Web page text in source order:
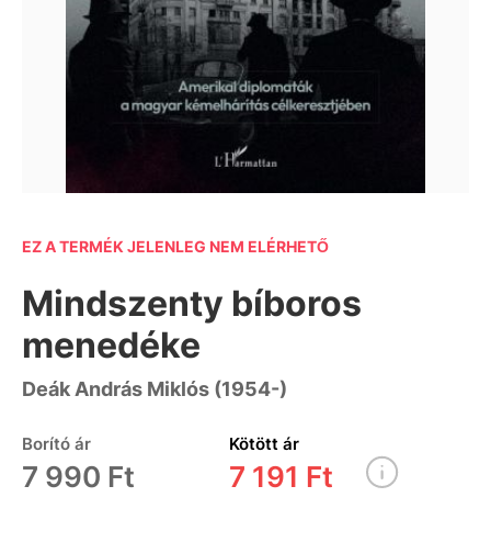
EZ A TERMÉK JELENLEG NEM ELÉRHETŐ
Mindszenty bíboros
menedéke
Deák András Miklós (1954-)
Borító ár
7 990 Ft
Kötött ár
7 191 Ft